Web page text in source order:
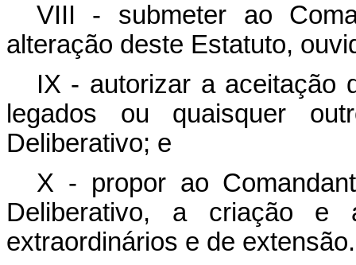
VIII - submeter ao
alteração deste Estatuto,
IX - autorizar a aceitação
legados ou quaisquer
Deliberativo; e
X - propor ao
Deliberativo, a criação e
extraordinários e de extensão.